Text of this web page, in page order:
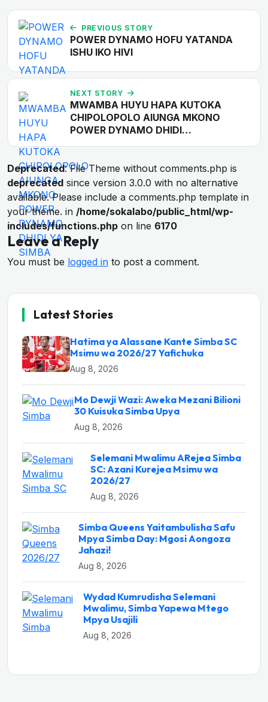
PREVIOUS STORY
POWER DYNAMO HOFU YATANDA
ISHU IKO HIVI
NEXT STORY
MWAMBA HUYU HAPA KUTOKA
CHIPOLOPOLO AIUNGA MKONO
POWER DYNAMO DHIDI…
Deprecated: File Theme without comments.php is
deprecated since version 3.0.0 with no alternative
available. Please include a comments.php template in
your theme. in /home/sokalabo/public_html/wp-
includes/functions.php on line 6170
Leave a Reply
You must be logged in to post a comment.
Latest Stories
Hatima ya Alassane Kante Simba SC
Msimu wa 2026/27 Yafichuka
Aug 8, 2026
Mo Dewji Wazi: Aweka Mezani Bilioni
30 Kuisuka Simba Upya
Aug 8, 2026
Selemani Mwalimu ARejea Simba
SC: Azani Kurejea Msimu wa
2026/27
Aug 8, 2026
Simba Queens Yaitambulisha Safu
Mpya Simba Day: Mgosi Aongoza
Jahazi!
Aug 8, 2026
Wydad Kumrudisha Selemani
Mwalimu, Simba Yapewa Mtego
Mpya Usajili
Aug 8, 2026